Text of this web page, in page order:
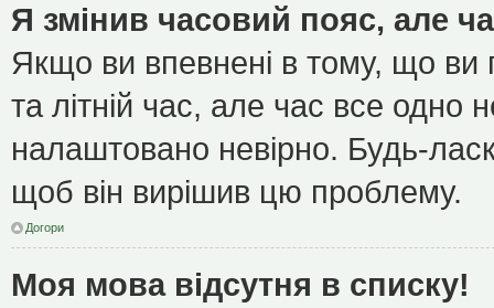
Я змінив часовий пояс, але
Якщо ви впевнені в тому, що ви
та літній час, але час все одно
налаштовано невірно. Будь-
щоб він вирішив цю проблему.
Догори
Моя мова відсутня в списку!